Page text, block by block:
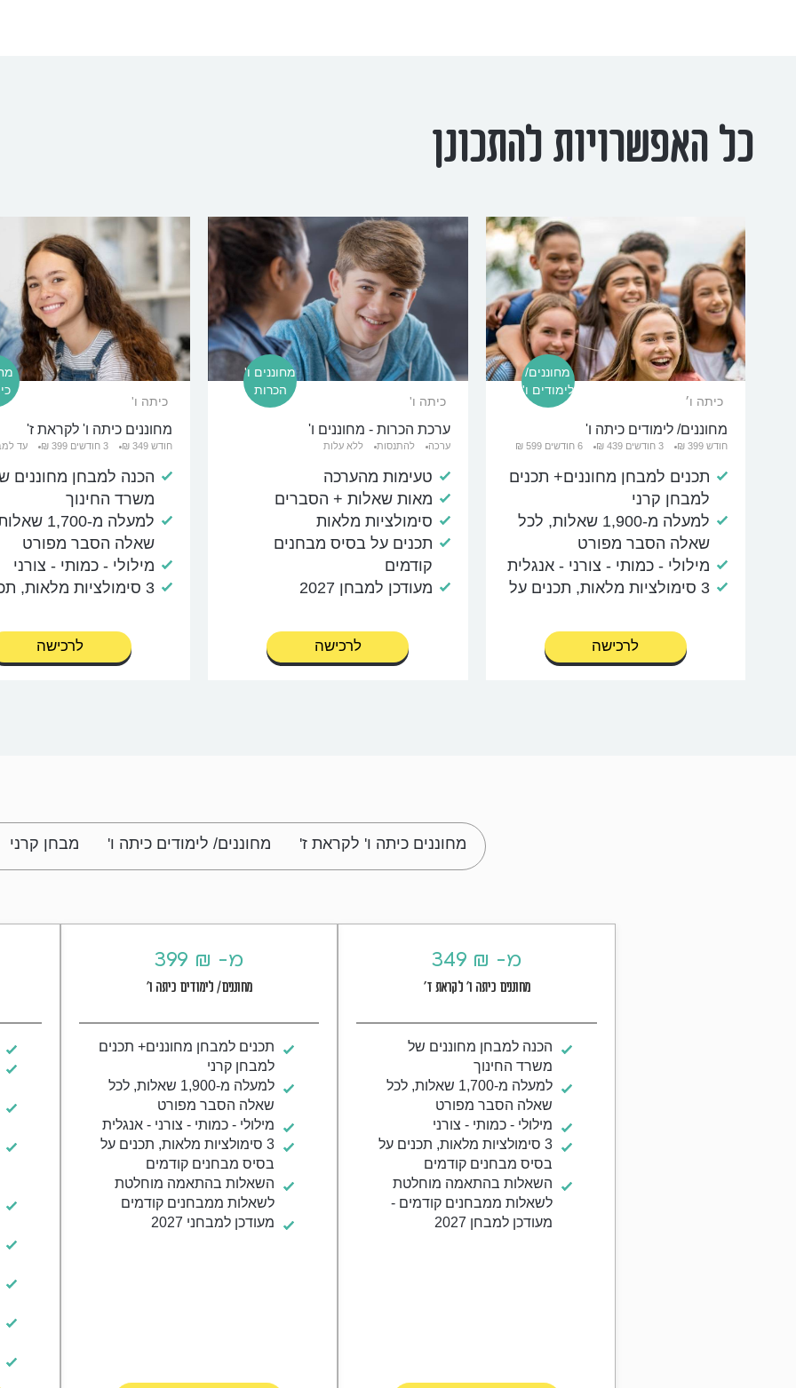
כל האפשרויות להתכונן
מחוננים/
לימודים ו'
כיתה ו׳
מחוננים/ לימודים כיתה ו'
חודש 399 ₪ 3 חודשים 439 ₪ 6 חודשים 599 ₪
תכנים למבחן מחוננים+ תכנים
למבחן קרני
למעלה מ-1,900 שאלות, לכל
שאלה הסבר מפורט
מילולי - כמותי - צורני - אנגלית
3 סימולציות מלאות, תכנים על
השאלות בהתאמה מוחלטת
לשאלות ממבחנים קודמים
לרכישה
מחוננים ו'
הכרות
כיתה ו'
ערכת הכרות - מחוננים ו'
ערכה להתנסות ללא עלות
טעימות מהערכה
מאות שאלות + הסברים
סימולציות מלאות
תכנים על בסיס מבחנים
קודמים
מעודכן למבחן 2027
לרכישה
כיתה ו'
מחוננים כיתה ו' לקראת ז'
חודש 349 ₪ 3 חודשים 399 ₪ עד למבחן
הכנה למבחן מחוננים
משרד החינוך
למעלה מ-
שאלה הסבר מפורט
מילולי - כמותי - צורני
3 סימולציות מלאות,
השאלות בהתאמה
לשאלות ממבחנים
לרכישה
מחוננים כיתה ו' לקראת ז' מחוננים/ לימודים כיתה ו' מבחן קרני
מ- ₪ 349
מחוננים כיתה ו' לקראת ז'
הכנה למבחן מחוננים של
משרד החינוך
למעלה מ-1,700 שאלות, לכל
שאלה הסבר מפורט
מילולי - כמותי - צורני
3 סימולציות מלאות, תכנים על
בסיס מבחנים קודמים
השאלות בהתאמה מוחלטת
לשאלות ממבחנים קודמים -
מעודכן למבחן 2027
מ- ₪ 399
מחוננים/ לימודים כיתה ו'
תכנים למבחן מחוננים+ תכנים
למבחן קרני
למעלה מ-1,900 שאלות, לכל
שאלה הסבר מפורט
מילולי - כמותי - צורני - אנגלית
3 סימולציות מלאות, תכנים על
בסיס מבחנים קודמים
השאלות בהתאמה מוחלטת
לשאלות ממבחנים קודמים
מעודכן למבחני 2027